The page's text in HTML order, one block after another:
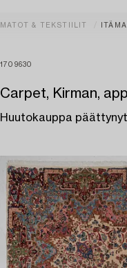
MATOT & TEKSTIILIT
1709630
Carpet, Kirman,
Huutokauppa päättynyt